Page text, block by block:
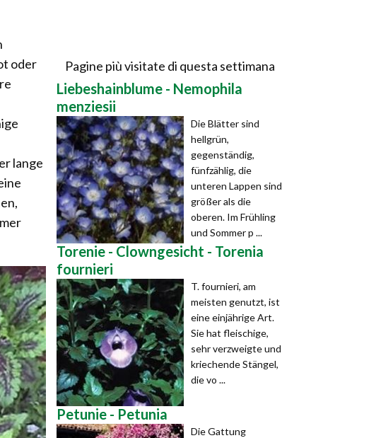
oder
lange
Pagine più visitate di questa settimana
Liebeshainblume - Nemophila
menziesii
Die Blätter sind
hellgrün,
gegenständig,
fünfzählig, die
unteren Lappen sind
größer als die
oberen. Im Frühling
und Sommer p ...
Torenie - Clowngesicht - Torenia
fournieri
T. fournieri, am
meisten genutzt, ist
eine einjährige Art.
Sie hat fleischige,
sehr verzweigte und
kriechende Stängel,
die vo ...
Petunie - Petunia
Die Gattung